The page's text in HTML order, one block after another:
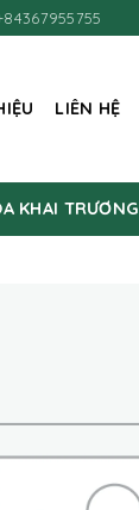
LIÊN HỆ
KHAI TRƯƠNG